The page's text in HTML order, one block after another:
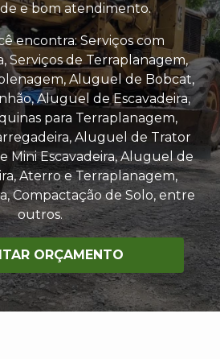
e bom atendimento.
encontra: Serviços com
Serviços de Terraplanagem,
Aluguel de Bobcat,
Aluguel de Escavadeira,
para Terraplanagem,
Aluguel de Trator
Mini Escavadeira, Aluguel de
Aterro e Terraplanagem,
Compactação de Solo, entre
outros.
ORÇAMENTO